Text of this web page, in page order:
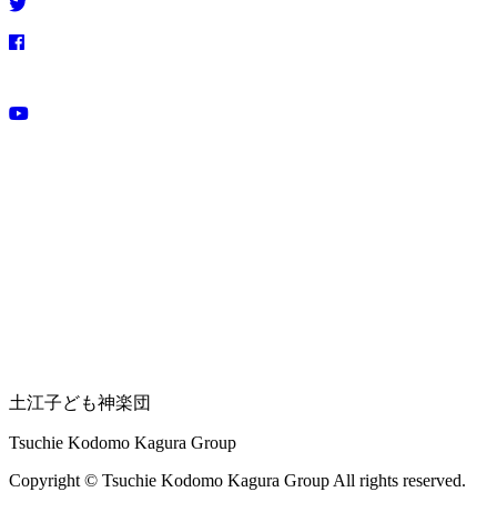
土江子ども神楽団
Tsuchie Kodomo Kagura Group
Copyright © Tsuchie Kodomo Kagura Group All rights reserved.